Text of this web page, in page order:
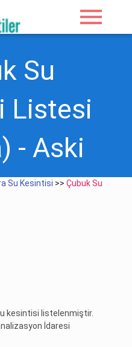
menu
Su
Listesi
- Aski
Su Kesintisi >>Çubuk Su
kesintisi listelenmiştir.
İdaresi